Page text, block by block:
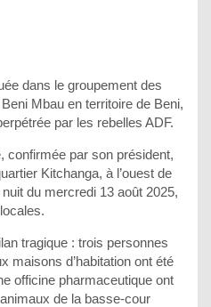
dans le groupement des
Mbau en territoire de Beni,
par les rebelles ADF.
confirmée par son président,
Kitchanga, à l’ouest de
du mercredi 13 août 2025,
tragique : trois personnes
maisons d’habitation ont été
officine pharmaceutique ont
de la basse-cour